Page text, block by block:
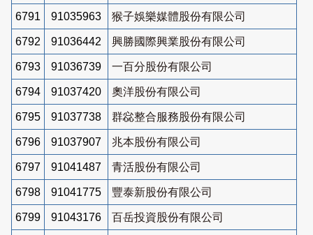
6791 91035963 猴子娛樂媒體股份有限公司
6792 91036442 興勝國際興業股份有限公司
6793 91036739 一百分股份有限公司
6794 91037420 奧洋股份有限公司
6795 91037738 群惢整合服務股份有限公司
6796 91037907 兆本股份有限公司
6797 91041487 青活股份有限公司
6798 91041775 豐泰新股份有限公司
6799 91043176 百岳投資股份有限公司